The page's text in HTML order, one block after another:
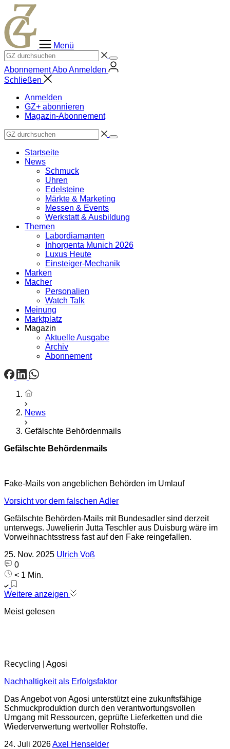
Zum
Inhalt
springen
Menü
AbonnementAboAnmelden
Schließen
Anmelden
GZ+ abonnieren
Magazin-Abonnement
Startseite
News
Schmuck
Uhren
Edelsteine
Märkte & Marketing
Messen & Events
Werkstatt & Ausbildung
Themen
Labordiamanten
Inhorgenta Munich 2026
Luxus Heute
Einsteiger-Mechanik
Marken
Macher
Personalien
Watch Talk
Meinung
Marktplatz
Magazin
Aktuelle Ausgabe
Archiv
Abonnement
Startseite
News
Gefälschte Behördenmails
Gefälschte Behördenmails
Fake-Mails von angeblichen Behörden im Umlauf
Vorsicht vor dem falschen Adler
Gefälschte Behörden-Mails mit Bundesadler sind derzeit
unterwegs. Juwelierin Jutta Teschler aus Duisburg wäre im
Vorweihnachtsstress fast auf den Fake reingefallen.
25. Nov. 2025 Ulrich Voß
0
< 1 Min.
Weitere anzeigen
Meist gelesen
Recycling | Agosi
Nachhaltigkeit als Erfolgsfaktor
Das Angebot von Agosi unterstützt eine zukunftsfähige
Schmuckproduktion durch den verantwortungsvollen
Umgang mit Ressourcen, geprüfte Lieferketten und die
Wiederverwertung wertvoller Rohstoffe.
24. Juli 2026Axel Henselder